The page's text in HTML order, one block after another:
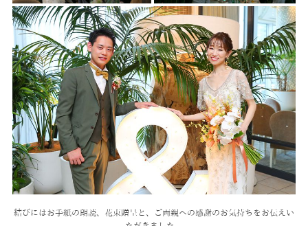
結びにはお手紙の朗読、花束贈呈と、
ご両親への感謝のお気持ちをお伝えい